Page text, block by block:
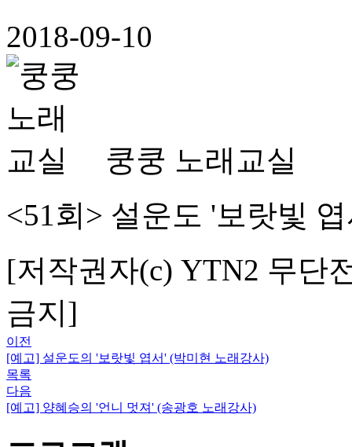
2018-09-10
쿵쿵 노래교실
<51회> 설운도 '보랏빛
[저작권자(c) YTN2 무단
금지]
이전
[예고] 설운도의 '보랏빛 엽서' (박미현 노래강사)
목록
다음
[예고] 양혜승의 '언니 멋져' (송광호 노래강사)